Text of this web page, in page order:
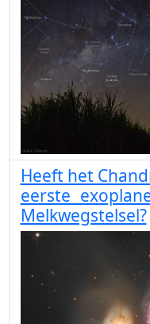
Heeft het
eerste
Melkwegstelsel?